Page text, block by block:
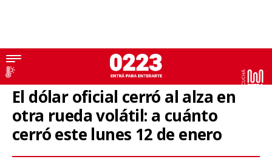
Dólar
El dólar oficial cerró al alza en
otra rueda volátil: a cuánto
cerró este lunes 12 de enero